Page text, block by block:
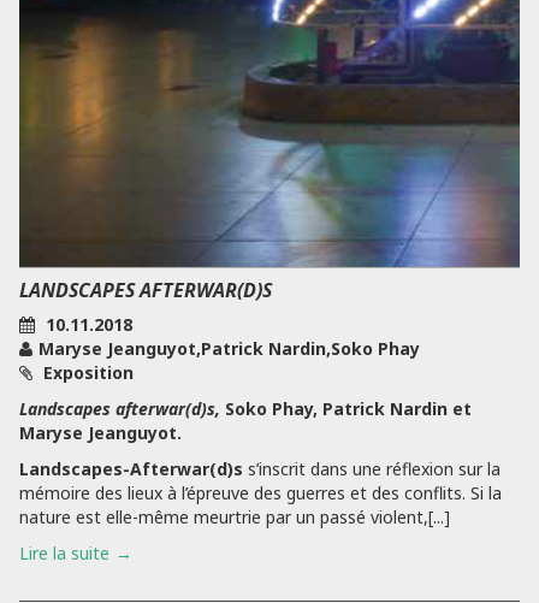
LANDSCAPES AFTERWAR(D)S
10.11.2018
Maryse Jeanguyot,Patrick Nardin,Soko Phay
Exposition
Landscapes afterwar(d)s, Soko Phay, Patrick Nardin et
Maryse Jeanguyot.
Landscapes-Afterwar(d)s s’inscrit dans une réflexion sur la
mémoire des lieux à l’épreuve des guerres et des conflits. Si la
nature est elle-même meurtrie par un passé violent,[...]
Lire la suite